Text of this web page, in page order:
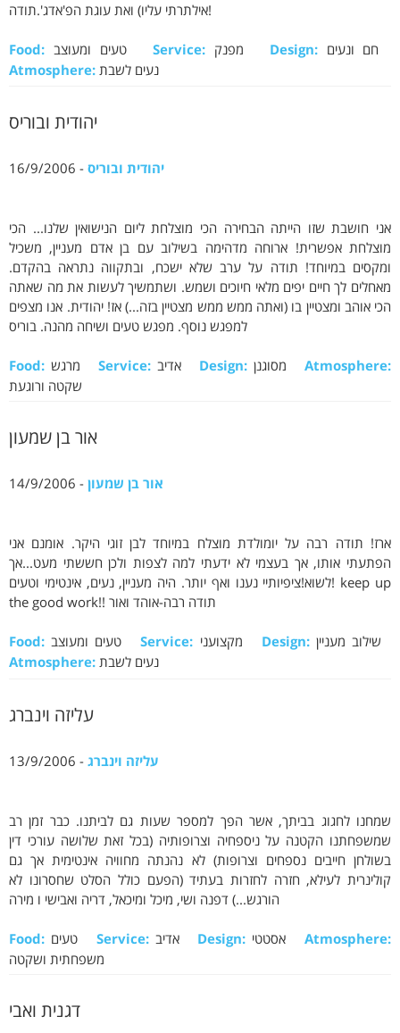
אילתרתי עליו) ואת עוגת הפ'אדג'.תודה!
Food: טעים ומעוצב Service: Design:
Atmosphere: נעים לשבת
יהודית ובוריס
יהודית ובוריס - 16/9/2006
אני חושבת שזו הייתה הבחירה הכי מוצלחת ליום הנישואין שלנו... הכי
מוצלחת אפשרית! ארוחה מדהימה בשילוב עם בן אדם מעניין, משכיל
ומקסים במיוחד! תודה על ערב שלא ישכח, ובתקווה נתראה בהקדם.
מאחלים לך חיים יפים מלאי חיוכים ושמש. ושתמשיך לעשות את מה שאתה
הכי אוהב ומצטיין בו (ואתה ממש ממש מצטיין בזה...) אז! יהודית. אנו מצפים
למפגש נוסף. מפגש טעים ושיחה מהנה. בוריס
Food: Service: אדיב Design: Atmosphere:
שקטה ורוגעת
אור בן שמעון
אור בן שמעון - 14/9/2006
ארז! תודה רבה על יומולדת מוצלח במיוחד לבן זוגי היקר. אומנם אני
הפתעתי אותו, אך בעצמי לא ידעתי למה לצפות ולכן חששתי מעט...אך
לשוא!ציפיותיי נענו ואף יותר. היה מעניין, נעים, אינטימי וטעים! keep up
the good work!! תודה רבה-אוהד ואור
Food: טעים ומעוצבService: Design:
Atmosphere: נעים לשבת
עליזה וינברג
עליזה וינברג - 13/9/2006
שמחנו לחגוג בביתך, אשר הפך למספר שעות גם לביתנו. כבר זמן רב
שמשפחתנו הקטנה על ניספחיה וצרופותיה (בכל זאת שלושה עורכי דין
בשולחן חייבים נספחים וצרופות) לא נהנתה מחוויה אינטימית אך גם
קולינרית לעילא, חזרה לחזרות בעתיד (הפעם כולל הסלט שחסרונו לא
הורגש...) דפנה ושי, מיכל ומיכאל, דריה ואבישי ו מירה
Food: טעים Service: אדיב Design: אסטטיAtmosphere:
משפחתית ושקטה
דגנית ואבי